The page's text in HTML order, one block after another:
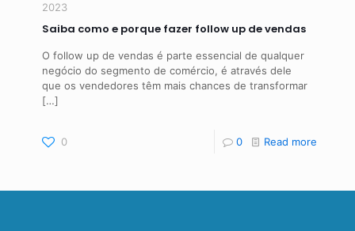
2023
Saiba como e porque fazer follow up de vendas
O follow up de vendas é parte essencial de qualquer
negócio do segmento de comércio, é através dele
que os vendedores têm mais chances de transformar
[…]
0 0 Read more